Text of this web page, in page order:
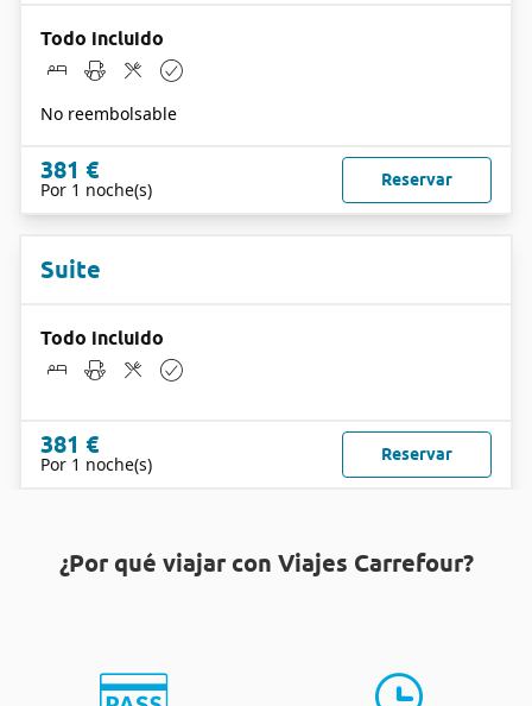
Todo incluido
No reembolsable
381 €
Por 1 noche(s) Reservar
Suite
Todo incluido
381 €
Por 1 noche(s) Reservar
¿Por qué viajar con Viajes Carrefour?